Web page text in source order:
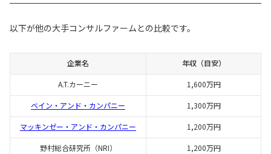
以下が他の大手コンサルファームとの比較です。
企業名 年収（目安）
A.T.カーニー 1,600万円
ベイン・アンド・カンパニー 1,300万円
マッキンゼー・アンド・カンパニー 1,200万円
野村総合研究所（NRI） 1,200万円